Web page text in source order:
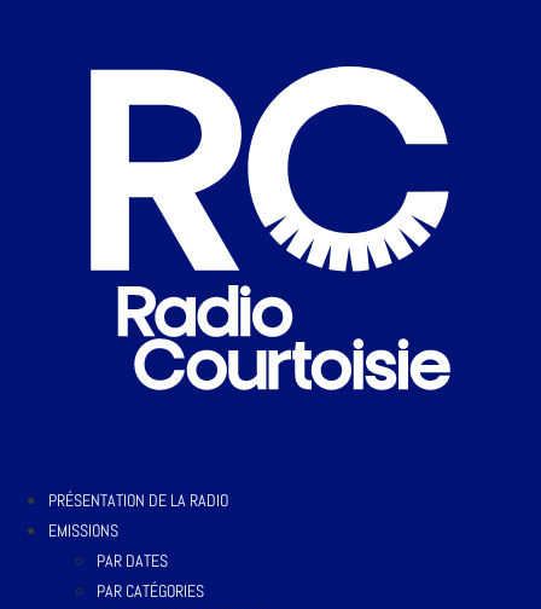
PRÉSENTATION DE LA RADIO
EMISSIONS
PAR DATES
PAR CATÉGORIES